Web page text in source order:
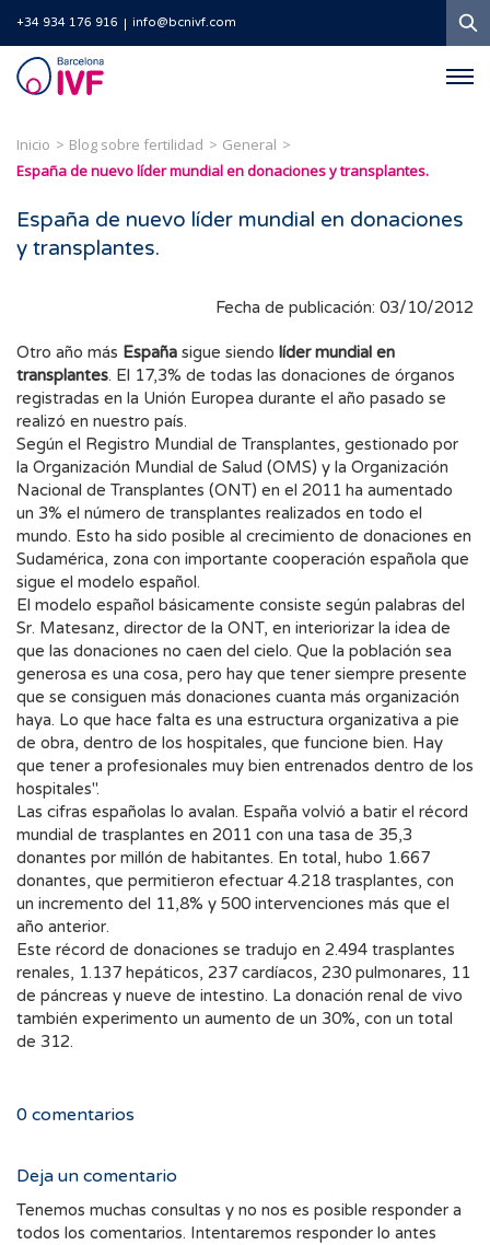
+34 934 176 916 info@bcnivf.com
Barcelona
IVF
Inicio Blog sobre fertilidad
General
España de nuevo líder mundial en donaciones y transplantes.
España de nuevo líder mundial en donaciones
y transplantes.
Fecha de publicación: 03/10/2012
Otro año más España sigue siendo líder mundial en
transplantes. El 17,3% de todas las donaciones de órganos
registradas en la Unión Europea durante el año pasado se
realizó en nuestro país.
Según el Registro Mundial de Transplantes, gestionado por
la Organización Mundial de Salud (OMS) y la Organización
Nacional de Transplantes (ONT) en el 2011 ha aumentado
un 3% el número de transplantes realizados en todo el
mundo. Esto ha sido posible al crecimiento de donaciones en
Sudamérica, zona con importante cooperación española que
sigue el modelo español.
El modelo español básicamente consiste según palabras del
Sr. Matesanz, director de la ONT, en interiorizar la idea de
que las donaciones no caen del cielo. Que la población sea
generosa es una cosa, pero hay que tener siempre presente
que se consiguen más donaciones cuanta más organización
haya. Lo que hace falta es una estructura organizativa a pie
de obra, dentro de los hospitales, que funcione bien. Hay
que tener a profesionales muy bien entrenados dentro de los
hospitales".
Las cifras españolas lo avalan. España volvió a batir el récord
mundial de trasplantes en 2011 con una tasa de 35,3
donantes por millón de habitantes. En total, hubo 1.667
donantes, que permitieron efectuar 4.218 trasplantes, con
un incremento del 11,8% y 500 intervenciones más que el
año anterior.
Este récord de donaciones se tradujo en 2.494 trasplantes
renales, 1.137 hepáticos, 237 cardíacos, 230 pulmonares, 11
de páncreas y nueve de intestino. La donación renal de vivo
también experimento un aumento de un 30%, con un total
de 312.
0 comentarios
Deja un comentario
Tenemos muchas consultas y no nos es posible responder a
todos los comentarios. Intentaremos responder lo antes